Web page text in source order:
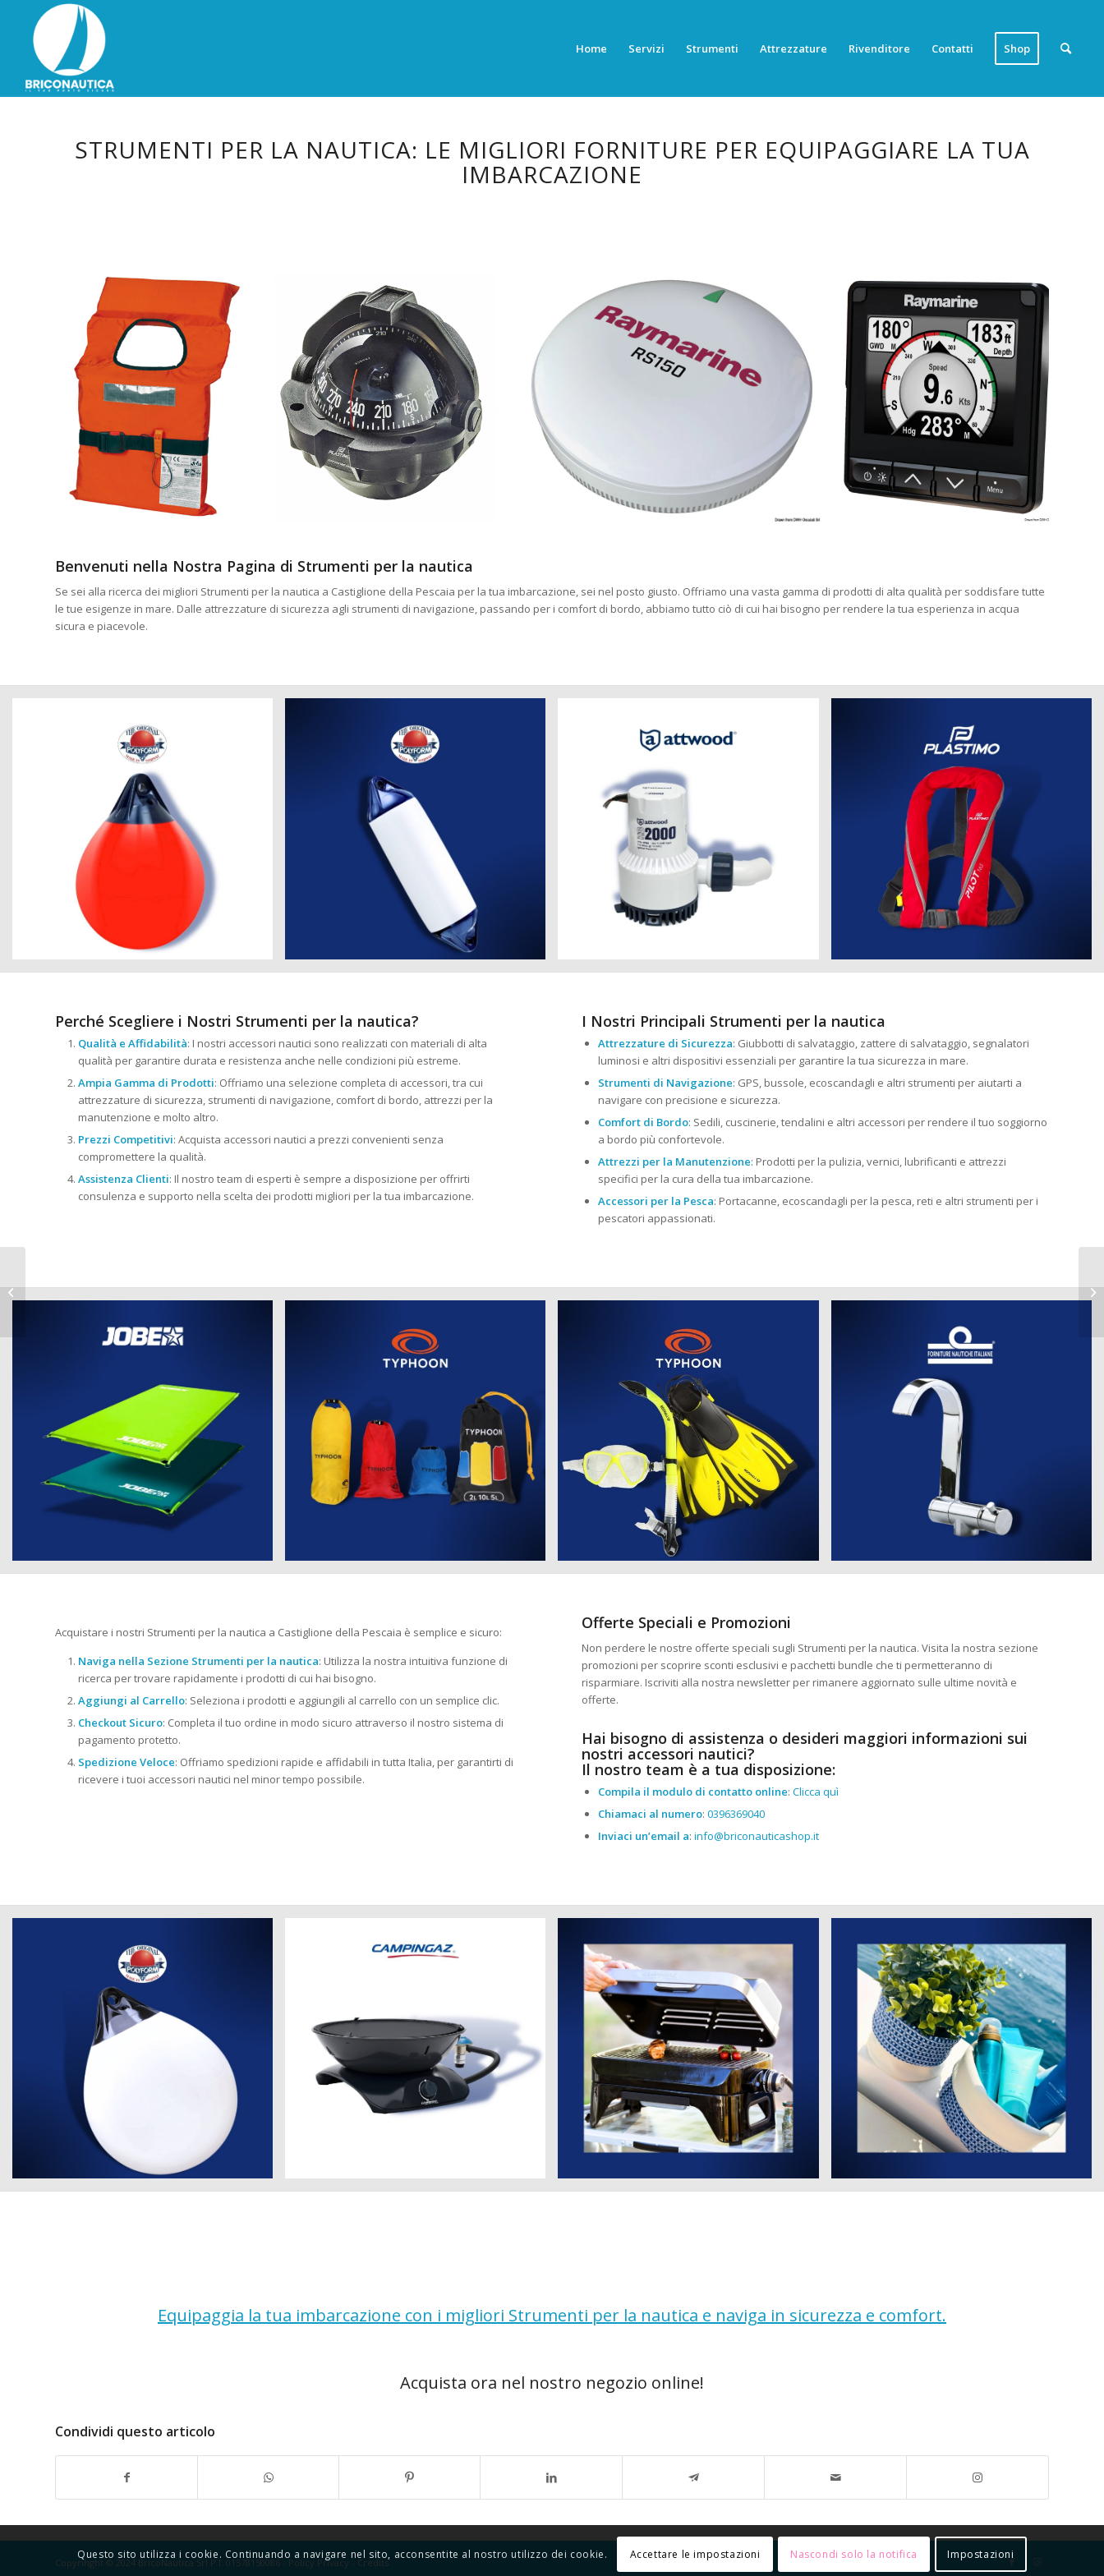
Home Servizi Strumenti Attrezzature Rivenditore Contatti Shop
STRUMENTI PER LA NAUTICA: LE MIGLIORI FORNITURE PER EQUIPAGGIARE LA TUA
IMBARCAZIONE
Benvenuti nella Nostra Pagina di Strumenti per la nautica
Se sei alla ricerca dei migliori Strumenti per la nautica a Castiglione della Pescaia per la tua imbarcazione, sei nel posto giusto. Offriamo una vasta gamma di prodotti di alta qualità per soddisfare tutte
le tue esigenze in mare. Dalle attrezzature di sicurezza agli strumenti di navigazione, passando per i comfort di bordo, abbiamo tutto ciò di cui hai bisogno per rendere la tua esperienza in acqua
sicura e piacevole.
Perché Scegliere i Nostri Strumenti per la nautica?
Qualità e Affidabilità: I nostri accessori nautici sono realizzati con materiali di alta
qualità per garantire durata e resistenza anche nelle condizioni più estreme.
Ampia Gamma di Prodotti: Offriamo una selezione completa di accessori, tra cui
attrezzature di sicurezza, strumenti di navigazione, comfort di bordo, attrezzi per la
manutenzione e molto altro.
Prezzi Competitivi: Acquista accessori nautici a prezzi convenienti senza
compromettere la qualità.
Assistenza Clienti: Il nostro team di esperti è sempre a disposizione per offrirti
consulenza e supporto nella scelta dei prodotti migliori per la tua imbarcazione.
I Nostri Principali Strumenti per la nautica
Attrezzature di Sicurezza: Giubbotti di salvataggio, zattere di salvataggio, segnalatori
luminosi e altri dispositivi essenziali per garantire la tua sicurezza in mare.
Strumenti di Navigazione: GPS, bussole, ecoscandagli e altri strumenti per aiutarti a
navigare con precisione e sicurezza.
Comfort di Bordo: Sedili, cuscinerie, tendalini e altri accessori per rendere il tuo soggiorno
a bordo più confortevole.
Attrezzi per la Manutenzione: Prodotti per la pulizia, vernici, lubrificanti e attrezzi
specifici per la cura della tua imbarcazione.
Accessori per la Pesca: Portacanne, ecoscandagli per la pesca, reti e altri strumenti per i
pescatori appassionati.
Acquistare i nostri Strumenti per la nautica a Castiglione della Pescaia è semplice e sicuro:
Naviga nella Sezione Strumenti per la nautica: Utilizza la nostra intuitiva funzione di
ricerca per trovare rapidamente i prodotti di cui hai bisogno.
Aggiungi al Carrello: Seleziona i prodotti e aggiungili al carrello con un semplice clic.
Checkout Sicuro: Completa il tuo ordine in modo sicuro attraverso il nostro sistema di
pagamento protetto.
Spedizione Veloce: Offriamo spedizioni rapide e affidabili in tutta Italia, per garantirti di
ricevere i tuoi accessori nautici nel minor tempo possibile.
Offerte Speciali e Promozioni
Non perdere le nostre offerte speciali sugli Strumenti per la nautica. Visita la nostra sezione
promozioni per scoprire sconti esclusivi e pacchetti bundle che ti permetteranno di
risparmiare. Iscriviti alla nostra newsletter per rimanere aggiornato sulle ultime novità e
offerte.
Hai bisogno di assistenza o desideri maggiori informazioni sui
nostri accessori nautici?
Il nostro team è a tua disposizione:
Compila il modulo di contatto online:Clicca quì
Chiamaci al numero:0396369040
Inviaci un’email a:info@briconauticashop.it
Equipaggia la tua imbarcazione con i migliori Strumenti per la nautica e naviga in sicurezza e comfort.
Acquista ora nel nostro negozio online!
Condividi questo articolo
Copyrihght © 2024 BricoNautica Srl P.I. 01578150086 - Policy Privacy - Credits
Strumenti per la nautica a Alghero
Questo sito utilizza i cookie. Continuando a navigare nel sito, acconsentite al nostro utilizzo dei cookie. Accettare le impostazioni Nascondi solo la notifica Impostazioni